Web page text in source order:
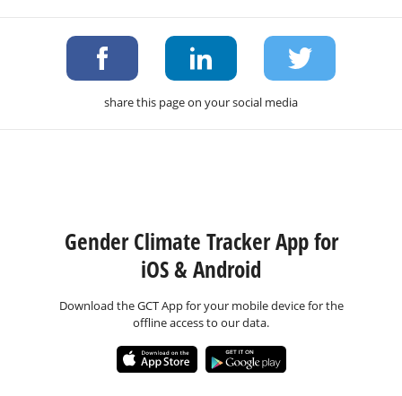
share this page on your social media
Gender Climate Tracker App for
iOS & Android
Download the GCT App for your mobile device for the
offline access to our data.